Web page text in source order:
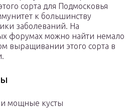
сорта для Подмосковья
к большинству
заболеваний. На
форумах можно найти немало
выращивании этого сорта в
мощные кусты